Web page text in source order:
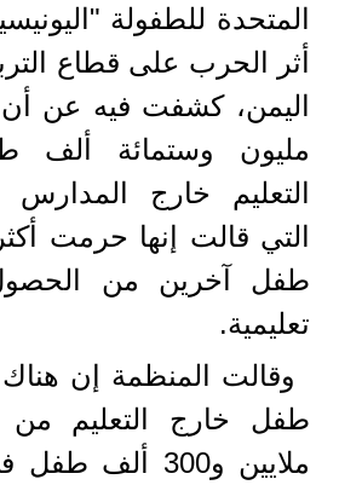
المتحدة للطفولة
أثر الحرب على قطاع
اليمن، كشفت فيه عن
مليون وستمائة
التعليم خارج
طفل آخرين من
تعليمية.
وقالت المنظمة إن
طفل خارج التعليم من
ملايين و300